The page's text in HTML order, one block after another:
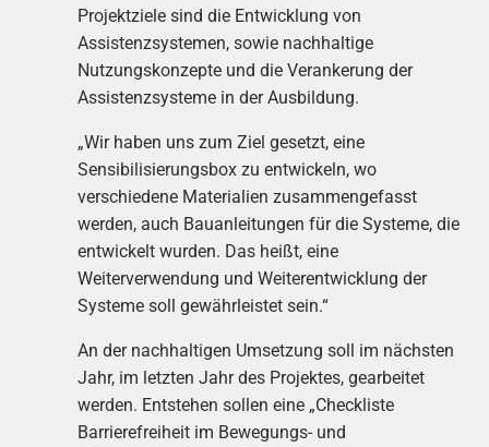
Projektziele sind die Entwicklung von
Assistenzsystemen, sowie nachhaltige
Nutzungskonzepte und die Verankerung der
Assistenzsysteme in der Ausbildung.
„Wir haben uns zum Ziel gesetzt, eine
Sensibilisierungsbox zu entwickeln, wo
verschiedene Materialien zusammengefasst
werden, auch Bauanleitungen für die Systeme, die
entwickelt wurden. Das heißt, eine
Weiterverwendung und Weiterentwicklung der
Systeme soll gewährleistet sein.“
An der nachhaltigen Umsetzung soll im nächsten
Jahr, im letzten Jahr des Projektes, gearbeitet
werden. Entstehen sollen eine „Checkliste
Barrierefreiheit im Bewegungs- und